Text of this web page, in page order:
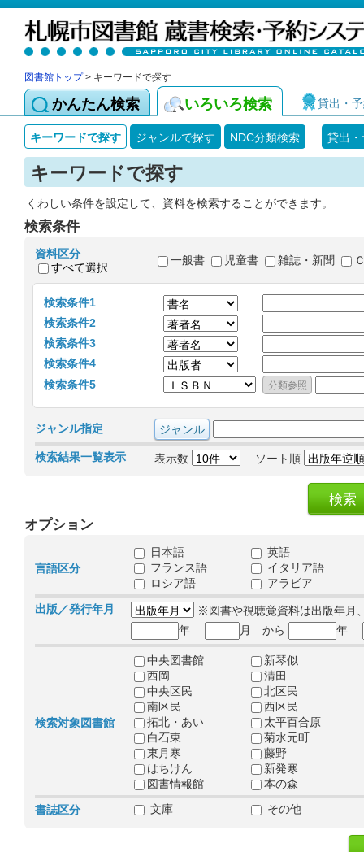
図書館トップ> キーワードで探す
かんたん検索 いろいろ検索 貸出・
キーワードで探す ジャンルで探す NDC分類検索 貸出
キーワードで探す
くわしい条件を設定して、資料を検索することができます。
検索条件
資料区分
すべて選択
一般書 児童書 雑誌・新聞
検索条件1
検索条件2
検索条件3
検索条件4
検索条件5
ジャンル指定
検索結果一覧表示 表示数 ソート順
オプション
言語区分
日本語
英語
フランス語
イタリア語
ロシア語
アラビア
出版／発行年月
※図書や視聴覚資料は出版年月
年
月 から 年
検索対象図書館
中央図書館
新琴似
西岡
清田
中央区民
北区民
南区民
西区民
拓北・あい
太平百合原
白石東
菊水元町
東月寒
藤野
はちけん
新発寒
図書情報館
本の森
書誌区分
文庫 その他